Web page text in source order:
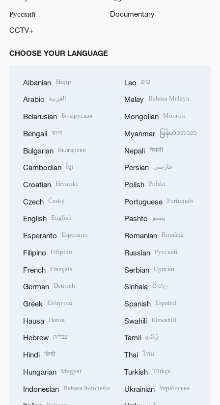
Русский
Documentary
CCTV+
CHOOSE YOUR LANGUAGE
Albanian Shqip
Arabic العربية
Belarusian Беларуская
Bengali বাংলা
Bulgarian Български
Cambodian ខ្មែរ
Croatian Hrvatski
Czech Český
English English
Esperanto Esperanto
Filipino Filipino
French Français
German Deutsch
Greek Ελληνικά
Hausa Hausa
Hebrew עברית
Hindi हिन्दी
Hungarian Magyar
Indonesian Bahasa Indonesia
Lao ລາວ
Malay Bahasa Melayu
Mongolian Монгол
Myanmar မြန်မာဘာသာ
Nepali नेपाली
Persian فارسی
Polish Polski
Portuguese Português
Pashto پښتو
Romanian Română
Russian Русский
Serbian Српски
Sinhala සිංහල
Spanish Español
Swahili Kiswahili
Tamil தமிழ்
Thai ไทย
Turkish Türkçe
Ukrainian Українська